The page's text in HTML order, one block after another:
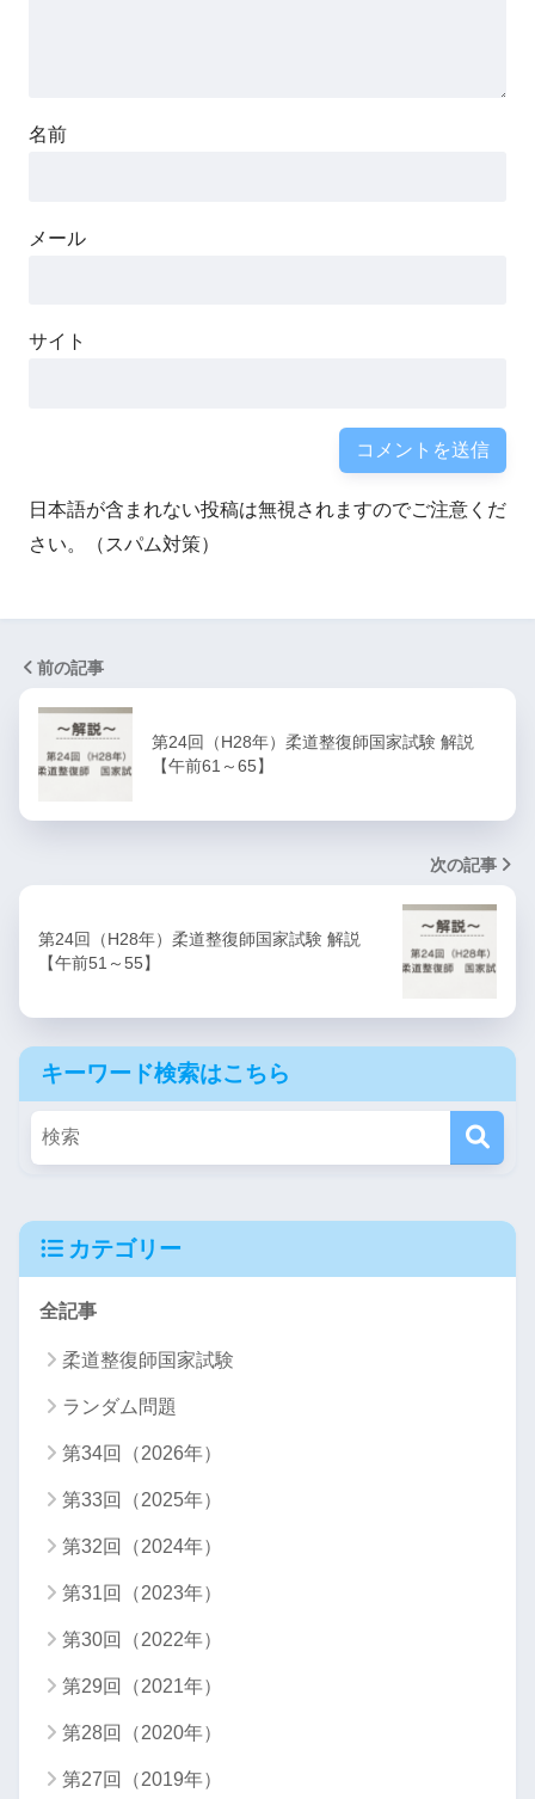
名前
メール
サイト
日本語が含まれない投稿は無視されますのでご注意くだ
さい。（スパム対策）
前の記事
第24回（H28年）柔道整復師国家試験 解説
【午前61～65】
次の記事
第24回（H28年）柔道整復師国家試験 解説
【午前51～55】
キーワード検索はこちら
カテゴリー
全記事
柔道整復師国家試験
ランダム問題
第34回（2026年）
第33回（2025年）
第32回（2024年）
第31回（2023年）
第30回（2022年）
第29回（2021年）
第28回（2020年）
第27回（2019年）